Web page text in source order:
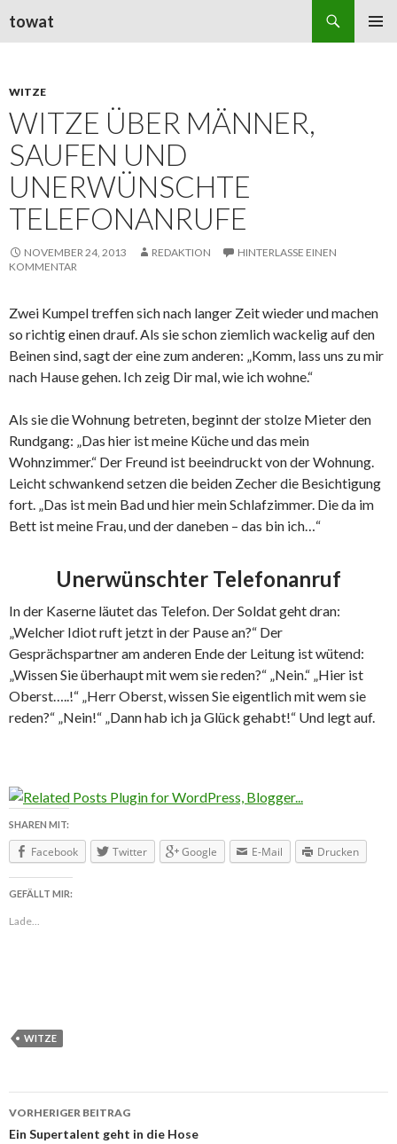
towat
WITZE
WITZE ÜBER MÄNNER,
SAUFEN UND
UNERWÜNSCHTE
TELEFONANRUFE
NOVEMBER 24, 2013 REDAKTION
HINTERLASSE EINEN
KOMMENTAR
Zwei Kumpel treffen sich nach langer Zeit wieder und machen
so richtig einen drauf. Als sie schon ziemlich wackelig auf den
Beinen sind, sagt der eine zum anderen: „Komm, lass uns zu mir
nach Hause gehen. Ich zeig Dir mal, wie ich wohne.“
Als sie die Wohnung betreten, beginnt der stolze Mieter den
Rundgang: „Das hier ist meine Küche und das mein
Wohnzimmer.“ Der Freund ist beeindruckt von der Wohnung.
Leicht schwankend setzen die beiden Zecher die Besichtigung
fort. „Das ist mein Bad und hier mein Schlafzimmer. Die da im
Bett ist meine Frau, und der daneben – das bin ich…“
Unerwünschter Telefonanruf
In der Kaserne läutet das Telefon. Der Soldat geht dran:
„Welcher Idiot ruft jetzt in der Pause an?“ Der
Gesprächspartner am anderen Ende der Leitung ist wütend:
„Wissen Sie überhaupt mit wem sie reden?“ „Nein.“ „Hier ist
Oberst…..!“ „Herr Oberst, wissen Sie eigentlich mit wem sie
reden?“ „Nein!“ „Dann hab ich ja Glück gehabt!“ Und legt auf.
SHAREN MIT:
Facebook Twitter Google E-Mail Drucken
GEFÄLLT MIR:
Lade...
WITZE
VORHERIGER BEITRAG
Ein Supertalent geht in die Hose